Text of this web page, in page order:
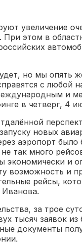
увеличение
этом в
но мы опять
с любой
и
в четверг, 4
новых
аэропорт
так много
экономически и
возможность и
рейсы,
за трое
тысяч заявок
документы